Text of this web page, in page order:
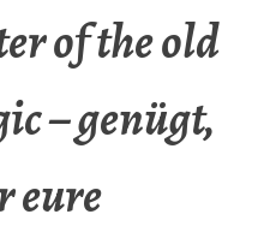
of the old
– genügt,
eure